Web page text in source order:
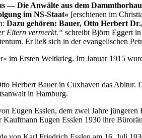
— Die Anwälte aus dem
im NS-Staat« [erschienen im
Dazu gehören: Bauer, Otto Herbert
Eltern vermerkt.“ schreibt Björn Eggert
Er ließ sich in der evangelischen
im Ersten Weltkrieg. Im Januar 1915
Herbert Bauer in Cuxhaven das
in Hamburg.
Eugen Esslen, dem zwei Jahre
Kaufmann Eugen Esslen 1930 ihre